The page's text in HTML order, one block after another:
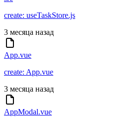
create: useTaskStore.js
3 месяца назад
App.vue
create: App.vue
3 месяца назад
AppModal.vue